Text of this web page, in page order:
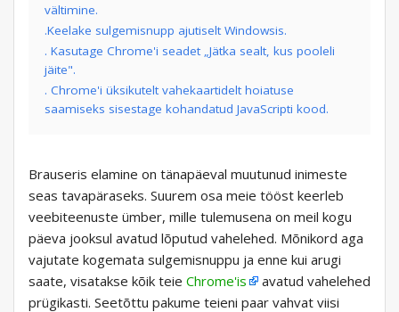
vältimine.
.Keelake sulgemisnupp ajutiselt Windowsis.
. Kasutage Chrome'i seadet „Jätka sealt, kus pooleli
jäite".
. Chrome'i üksikutelt vahekaartidelt hoiatuse
saamiseks sisestage kohandatud JavaScripti kood.
Brauseris elamine on tänapäeval muutunud inimeste
seas tavapäraseks. Suurem osa meie tööst keerleb
veebiteenuste ümber, mille tulemusena on meil kogu
päeva jooksul avatud lõputud vahelehed. Mõnikord aga
vajutate kogemata sulgemisnuppu ja enne kui arugi
saate, visatakse kõik teie Chrome'is
avatud vahelehed
prügikasti. Seetõttu pakume teieni paar vahvat viisi